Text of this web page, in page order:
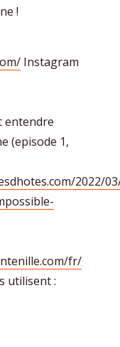
!
Instagram
entendre
(episode 1,
2022/
fr/
utilisent :